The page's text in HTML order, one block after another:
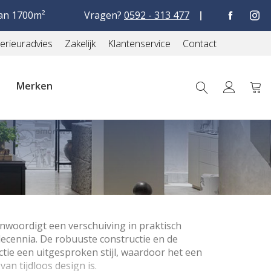
9 1.024 reviews
1700m² Vragen? 0592 - 313 477
Zakelijk Klantenservice Contact
Merken
een verschuiving in praktisch
De robuuste constructie en de
een uitgesproken stijl, waardoor het een
tijdloos design is.